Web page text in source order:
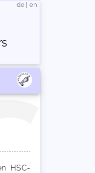
de en
HSC-